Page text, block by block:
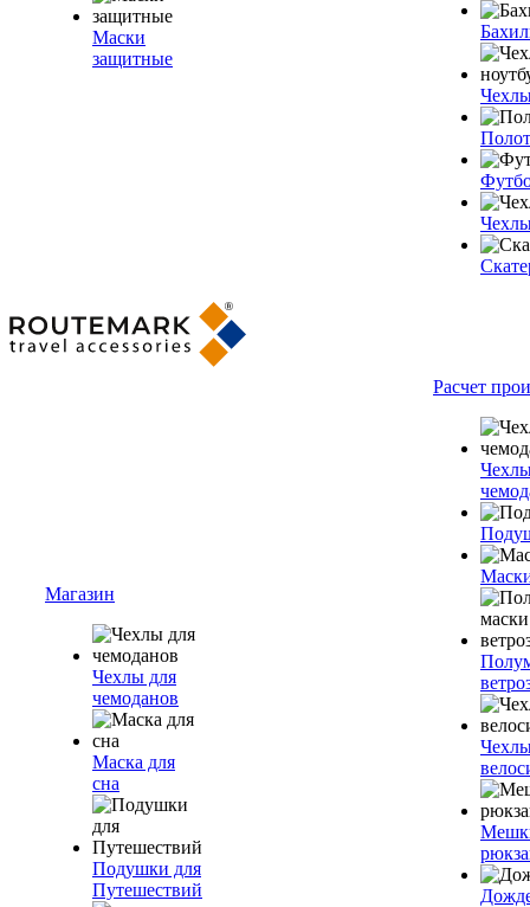
Маски
защитные
Магазин
Чехлы для
чемоданов
Маска для
сна
Подушки для
Путешествий
Расчет